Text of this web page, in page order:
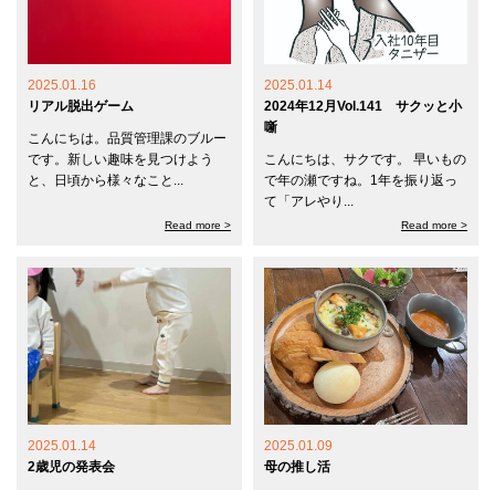
2025.01.16
リアル脱出ゲーム
こんにちは。品質管理課のブルー
です。新しい趣味を見つけよう
と、日頃から様々なこと...
Read more >
2025.01.14
2024年12月Vol.141 サクッと小
噺
こんにちは、サクです。 早いもの
で年の瀬ですね。1年を振り返っ
て「アレやり...
Read more >
2025.01.14
2歳児の発表会
2025.01.09
母の推し活